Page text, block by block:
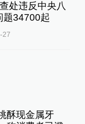
处违反中央八
题34700起
27
酥现金属牙